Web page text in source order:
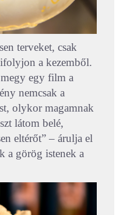
terveket, csak
a kezemből.
egy film a
nemcsak a
olykor magamnak
látom belé,
eltérőt” – árulja el
a görög istenek a